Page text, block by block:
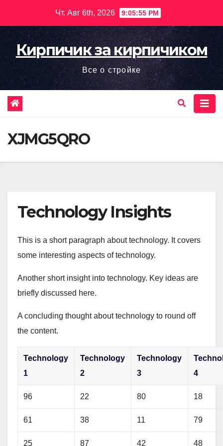
содержимому
Чт. Авг 6th, 2026 9:05:57 PM
Кирпичик за кирпичиком
Все о стройке
XJMG5QRO
Technology Insights
This is a short paragraph about technology. It covers
some interesting aspects of technology.
Another short insight into technology. Key ideas are
briefly discussed here.
A concluding thought about technology to round off
the content.
Technology
1
Technology
2
Technology
3
4
96 22 80 18
61 38 11 79
25 87 42 48